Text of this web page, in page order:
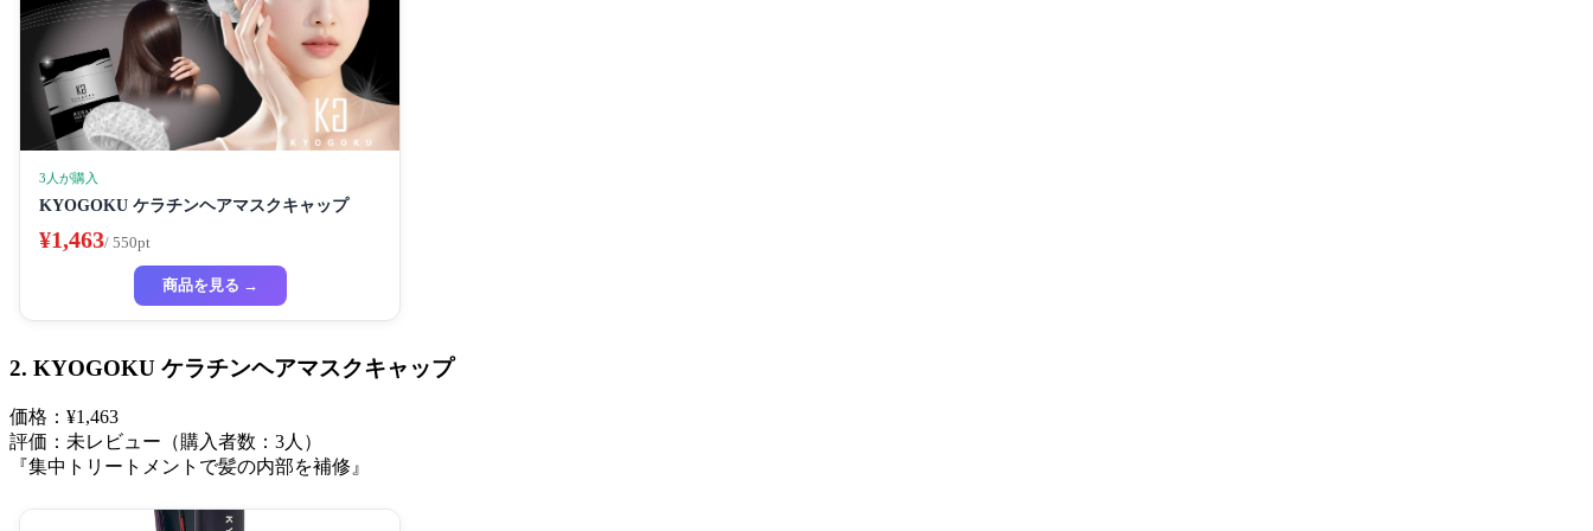
3人が購入
KYOGOKU ケラチンヘアマスクキャップ
¥1,463/ 550pt
商品を見る →
2. KYOGOKU ケラチンヘアマスクキャップ
価格：¥1,463
評価：未レビュー（購入者数：3人）
『集中トリートメントで髪の内部を補修』